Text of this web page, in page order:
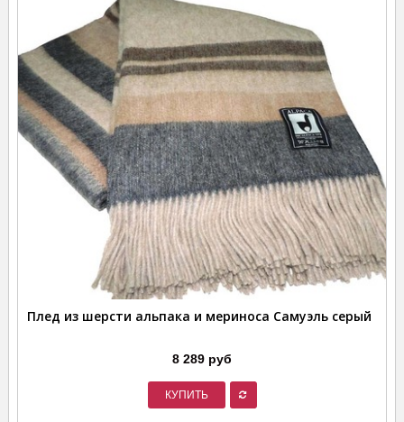
Плед из шерсти альпака и мериноса Самуэль серый
8 289 руб
КУПИТЬ